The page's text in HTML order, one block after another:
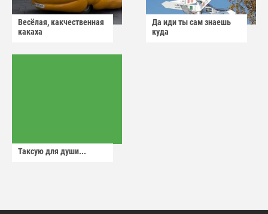
Весёлая, какчественная
какаха
Да иди ты сам знаешь
куда
Таксую для души...